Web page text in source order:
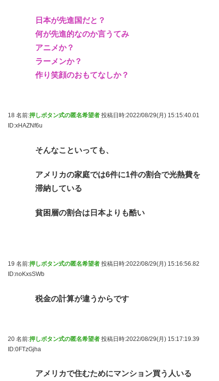
日本が先進国だと？
何が先進的なのか言うてみ
アニメか？
ラーメンか？
作り笑顔のおもてなしか？
18 名前:押しボタン式の匿名希望者 投稿日時:2022/08/29(月) 15:15:40.01
ID:xHAZNf6u
そんなこといっても、
アメリカの家庭では6件に1件の割合で光熱費を
滞納している
貧困層の割合は日本よりも酷い
19 名前:押しボタン式の匿名希望者 投稿日時:2022/08/29(月) 15:16:56.82
ID:noKxsSWb
税金の計算が違うからです
20 名前:押しボタン式の匿名希望者 投稿日時:2022/08/29(月) 15:17:19.39
ID:0FTzGjha
アメリカで住むためにマンション買う人いる